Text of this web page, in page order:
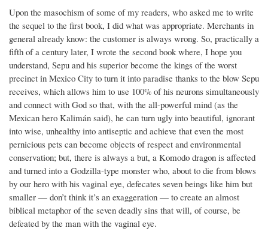
Upon the masochism of some of my readers, who asked me to write
the sequel to the first book, I did what was appropriate. Merchants in
general already know: the customer is always wrong. So, practically a
fifth of a century later, I wrote the second book where, I hope you
understand, Sepu and his superior become the kings of the worst
precinct in Mexico City to turn it into paradise thanks to the blow Sepu
receives, which allows him to use 100% of his neurons simultaneously
and connect with God so that, with the all-powerful mind (as the
Mexican hero Kalimán said), he can turn ugly into beautiful, ignorant
into wise, unhealthy into antiseptic and achieve that even the most
pernicious pets can become objects of respect and environmental
conservation; but, there is always a but, a Komodo dragon is affected
and turned into a Godzilla-type monster who, about to die from blows
by our hero with his vaginal eye, defecates seven beings like him but
smaller — don’t think it’s an exaggeration — to create an almost
biblical metaphor of the seven deadly sins that will, of course, be
defeated by the man with the vaginal eye.